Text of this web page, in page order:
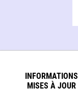
INFORMATIONS
MISES À JOUR